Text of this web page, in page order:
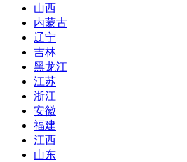
山西
内蒙古
辽宁
吉林
黑龙江
江苏
浙江
安徽
福建
江西
山东